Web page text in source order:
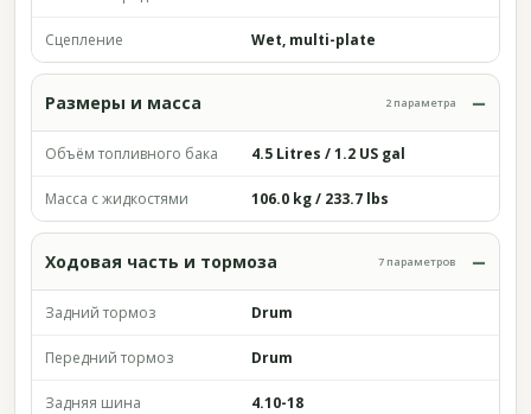
Сцепление Wet, multi-plate
Размеры и масса 2 параметра
Объём топливного бака 4.5 Litres / 1.2 US gal
Масса с жидкостями 106.0 kg / 233.7 lbs
Ходовая часть и тормоза 7 параметров
Задний тормоз Drum
Передний тормоз Drum
Задняя шина 4.10-18